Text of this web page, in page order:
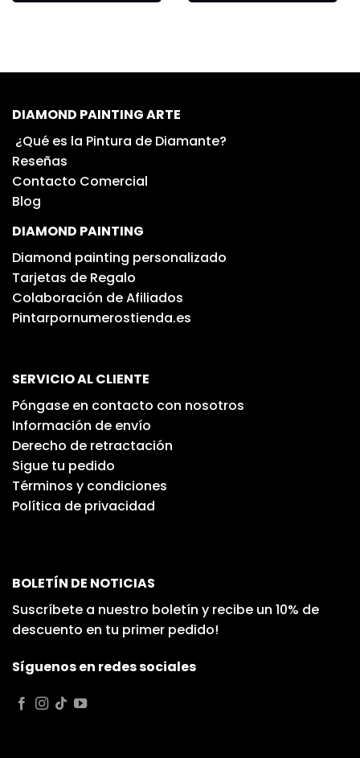
DIAMOND PAINTING ARTE
¿Qué es la Pintura de Diamante?
Reseñas
Contacto Comercial
Blog
DIAMOND PAINTING
Diamond painting personalizado
Tarjetas de Regalo
Colaboración de Afiliados
Pintarpornumerostienda.es
SERVICIO AL CLIENTE
Póngase en contacto con nosotros
Información de envío
Derecho de retractación
Sigue tu pedido
Términos y condiciones
Política de privacidad
BOLETÍN DE NOTICIAS
Suscríbete a nuestro boletín y recibe un 10% de
descuento en tu primer pedido!
Síguenos en redes sociales